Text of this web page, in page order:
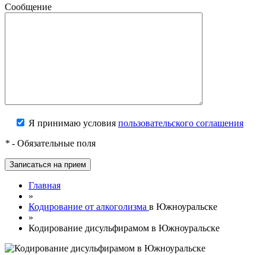
Сообщение
Я принимаю условия пользовательского соглашения
* - Обязательные поля
Главная
»
Кодирование от алкоголизма в Южноуральске
»
Кодирование дисульфирамом в Южноуральске